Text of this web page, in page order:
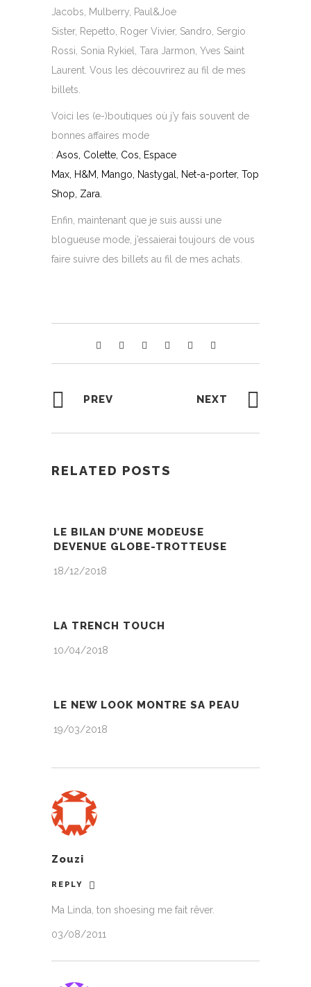
Jacobs, Mulberry, Paul&Joe
Sister, Repetto, Roger Vivier, Sandro, Sergio
Rossi, Sonia Rykiel, Tara Jarmon, Yves Saint
Laurent. Vous les découvrirez au fil de mes
billets.
Voici les (e-)boutiques où j’y fais souvent de
bonnes affaires mode
: Asos, Colette, Cos, Espace
Max, H&M, Mango, Nastygal, Net-a-porter, Top
Shop, Zara.
Enfin, maintenant que je suis aussi une
blogueuse mode, j’essaierai toujours de vous
faire suivre des billets au fil de mes achats.
PREV NEXT
RELATED POSTS
LE BILAN D’UNE MODEUSE
DEVENUE GLOBE-TROTTEUSE
18/12/2018
LA TRENCH TOUCH
10/04/2018
LE NEW LOOK MONTRE SA PEAU
19/03/2018
Zouzi
REPLY
Ma Linda, ton shoesing me fait rêver.
03/08/2011